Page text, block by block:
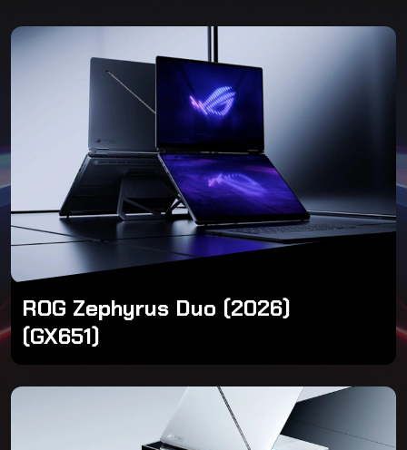
ROG Zephyrus Duo (2026)
(GX651)